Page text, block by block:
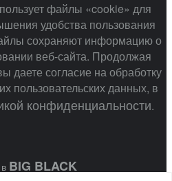
файлы «cookie» для
удобства пользования
сохраняют информацию о
веб-сайта. Продолжая
даете согласие на обработку
пользовательских данных, в
конфиденциальности.
BIG BLACK